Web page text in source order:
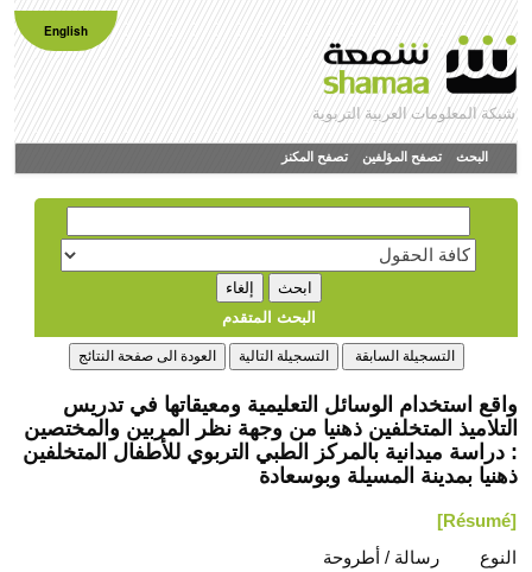
English
شبكة المعلومات العربية التربوية
البحث تصفح المؤلفين تصفح المكنز
البحث المتقدم
واقع استخدام الوسائل التعليمية ومعيقاتها في تدريس
التلاميذ المتخلفين ذهنيا من وجهة نظر المربين والمختصين
: دراسة ميدانية بالمركز الطبي التربوي للأطفال المتخلفين
ذهنيا بمدينة المسيلة وبوسعادة
[Résumé]
النوع
رسالة / أطروحة